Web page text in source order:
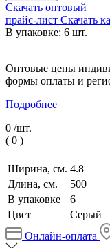
Скачать оптовый
прайс-лист Скачать
В упаковке: 6 шт.
Оптовые цены
формы оплаты и
Подробнее
0 /шт.
( 0 )
Ширина, см. 4.8
Длина, см.
500
В упаковке
6
Цвет
Серый
Онлайн-оплата